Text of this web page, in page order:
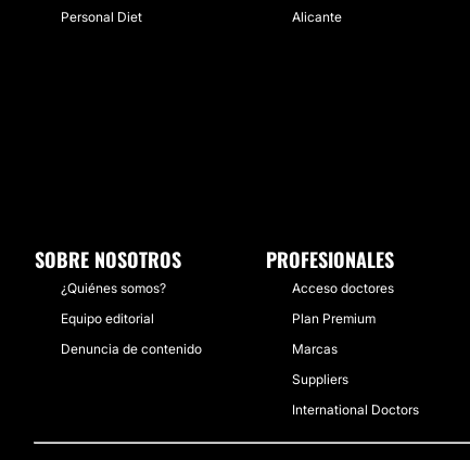
Personal Diet
Alicante
SOBRE NOSOTROS
¿Quiénes somos?
Equipo editorial
Denuncia de contenido
PROFESIONALES
Acceso doctores
Plan Premium
Marcas
Suppliers
International Doctors